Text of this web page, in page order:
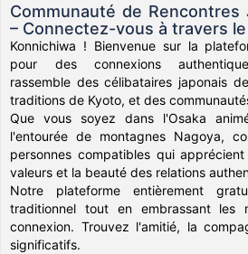
Communauté de Rencontres
– Connectez-vous à travers
Konnichiwa ! Bienvenue sur la
pour des connexions
rassemble des célibataires japonais
traditions de Kyoto, et des
Que vous soyez dans l'Osaka
l'entourée de montagnes Nagoya,
personnes compatibles qui
valeurs et la beauté des relations
Notre plateforme entièrement
traditionnel tout en embrassant les
connexion. Trouvez l'amitié, la
significatifs.